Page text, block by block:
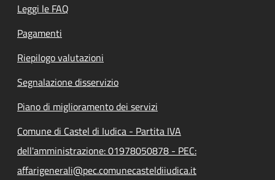
Leggi le FAQ
Pagamenti
Riepilogo valutazioni
Segnalazione disservizio
Piano di miglioramento dei servizi
Comune di Castel di Iudica - Partita IVA
dell'amministrazione: 01978050878 - PEC:
affarigenerali@pec.comunecasteldiiudica.it